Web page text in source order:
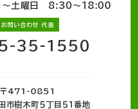
土曜日 8:30～18:00
お問い合わせ 代表
35-1550
〒471-0851
市樹木町５丁目５１番地